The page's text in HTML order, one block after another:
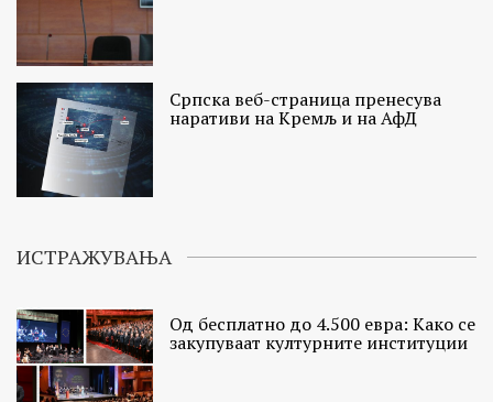
Српска веб-страница пренесува
наративи на Кремљ и на АфД
ИСТРАЖУВАЊА
Од бесплатно до 4.500 евра: Како се
закупуваат културните институции